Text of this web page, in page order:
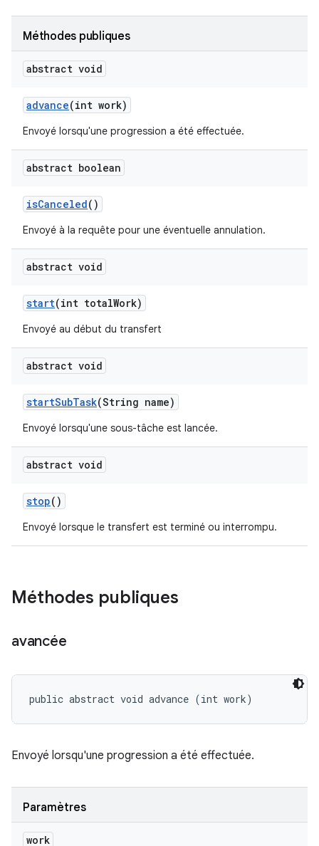
Méthodes publiques
abstract void
advance(int work)
Envoyé lorsqu'une progression a été effectuée.
abstract boolean
isCanceled()
Envoyé à la requête pour une éventuelle annulation.
abstract void
start(int totalWork)
Envoyé au début du transfert
abstract void
startSubTask(String name)
Envoyé lorsqu'une sous-tâche est lancée.
abstract void
stop()
Envoyé lorsque le transfert est terminé ou interrompu.
Méthodes publiques
avancée
public abstract void advance (int work)
Envoyé lorsqu'une progression a été effectuée.
Paramètres
work